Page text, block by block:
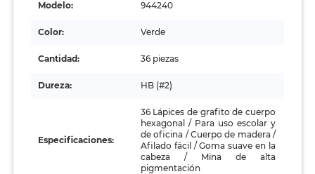
Modelo: 944240
Color: Verde
Cantidad: 36 piezas
Dureza: HB (#2)
Especificaciones:
36 Lápices de grafito de cuerpo
hexagonal / Para uso escolar y
de oficina / Cuerpo de madera /
Afilado fácil / Goma suave en la
cabeza / Mina de alta
pigmentación